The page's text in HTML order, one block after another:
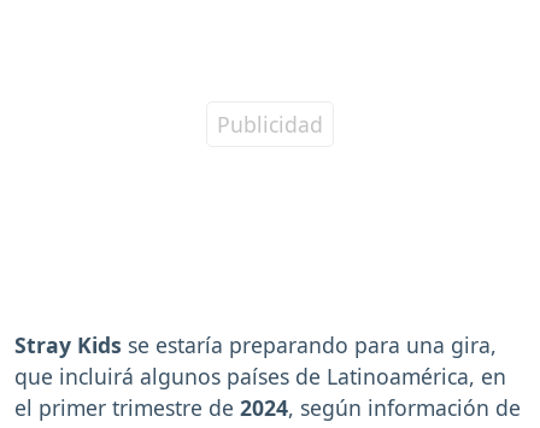
Stray Kids se estaría preparando para una gira,
que incluirá algunos países de Latinoamérica, en
el primer trimestre de 2024, según información de